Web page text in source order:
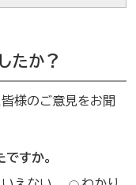
たか？
様のご意見をお聞
すか。